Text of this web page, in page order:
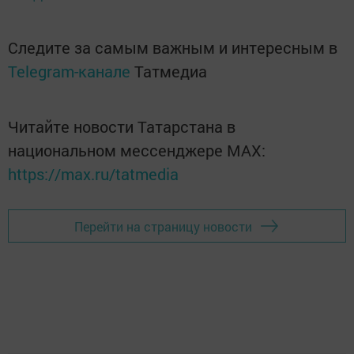
Следите за самым важным и интересным в
Telegram-канале Татмедиа
Читайте новости Татарстана в
национальном мессенджере MАХ:
https://max.ru/tatmedia
Перейти на страницу новости